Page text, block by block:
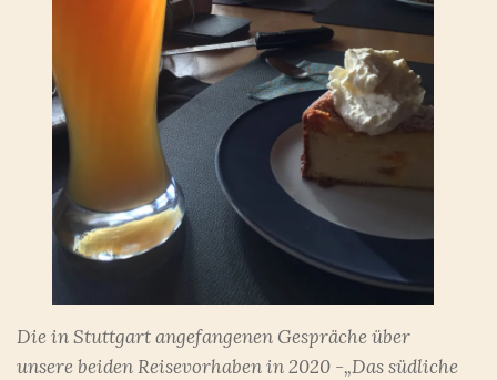
Die in Stuttgart angefangenen Gespräche über
unsere beiden Reisevorhaben in 2020 -„Das südliche